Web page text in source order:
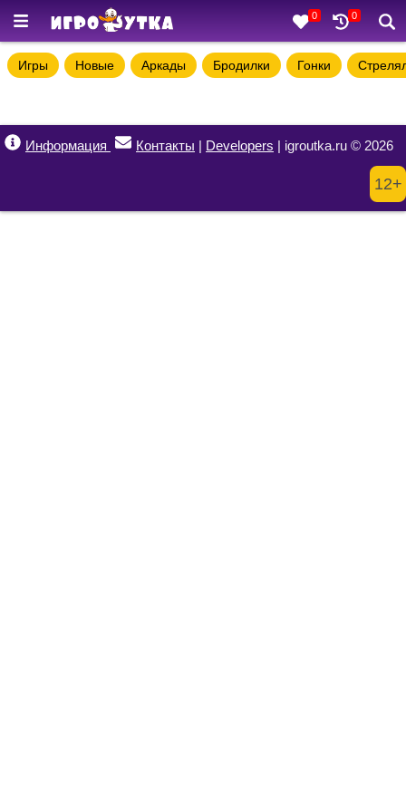
0 0
Игры Новые Аркады Бродилки Гонки
Информация Контакты | Developers | igroutka.ru © 2026
12+